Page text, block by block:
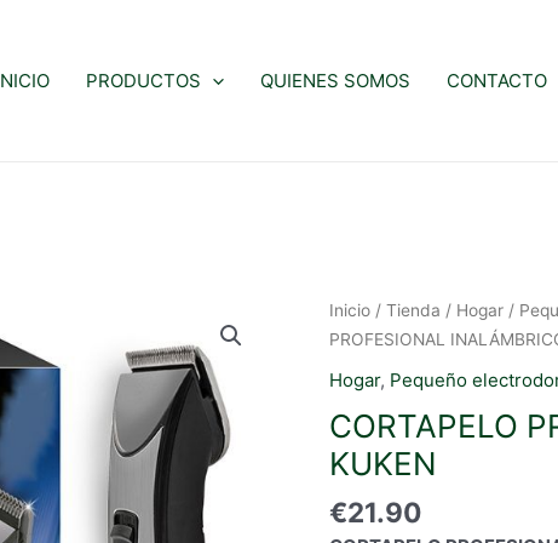
PRODUCTOS QUIENES SOMOS CONTACTO
Inicio / Tienda / Hogar /
PROFESIONAL
Hogar, Pequeño
CORTAPELO
KUKEN
€21.90